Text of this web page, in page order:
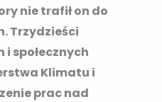
nie trafił on do
Trzydzieści
społecznych
Klimatu i
prac nad